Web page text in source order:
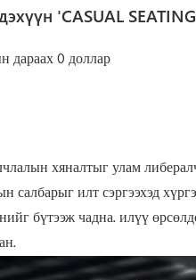
'CASUAL
дараах 0 доллар
хяналтыг улам
салбарыг илт сэргээхэд
бүтээж чадна. илүү